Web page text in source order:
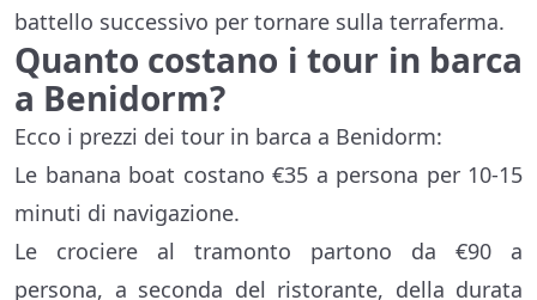
battello successivo per tornare sulla terraferma.
Quanto costano i tour in barca
a Benidorm?
Ecco i prezzi dei tour in barca a Benidorm:
Le banana boat costano €35 a persona per 10-15
minuti di navigazione.
Le crociere al tramonto partono da €90 a
persona, a seconda del ristorante, della durata